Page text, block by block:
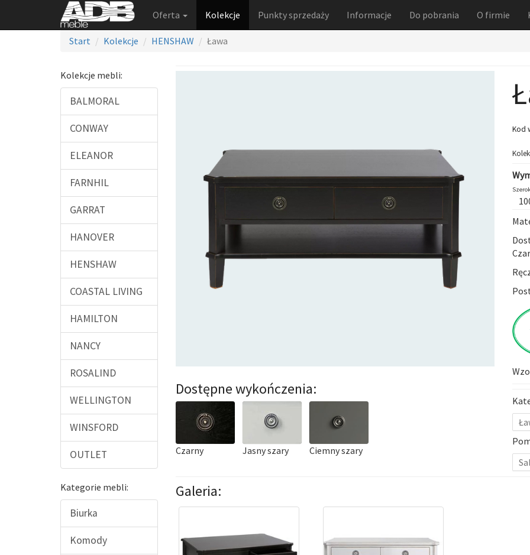
Oferta Kolekcje Punkty sprzedaży Informacje Do pobrania O firmie
Start Kolekcje HENSHAW Ława
Kolekcje mebli:
BALMORAL
CONWAY
ELEANOR
FARNHIL
GARRAT
HANOVER
HENSHAW
COASTAL LIVING
HAMILTON
NANCY
ROSALIND
WELLINGTON
WINSFORD
OUTLET
Kategorie mebli:
Biurka
Komody
Dostępne wykończenia:
Czarny Jasny szary Ciemny szary
Kod
Galeria: